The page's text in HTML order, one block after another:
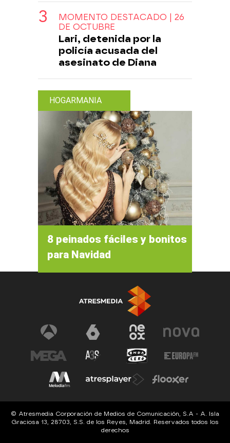
MOMENTO DESTACADO | 26
DE OCTUBRE
Lari, detenida por la
policía acusada del
asesinato de Diana
HOGARMANIA
8 peinados fáciles y bonitos
para Navidad
© Atresmedia Corporación de Medios de Comunicación, S.A - A. Isla
Graciosa 13, 28703, S.S. de los Reyes, Madrid. Reservados todos los
derechos